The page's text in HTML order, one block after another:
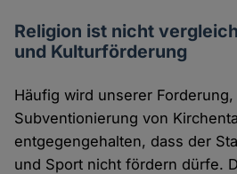
Religion ist nicht
und Kulturförderung
Häufig wird unserer Forderung,
Subventionierung von
entgegengehalten, dass der
und Sport nicht fördern dürfe.